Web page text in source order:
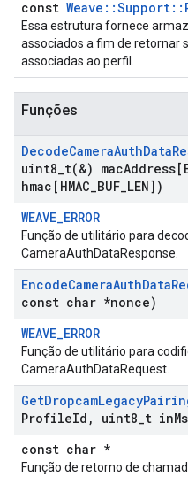
const
Essa estrutura fornece
associados a fim de retornar
associadas ao perfil.
Funções
DecodeCameraAuthData
uint8_t(&) mac
hmac[HMAC BUF LEN])
WEAVE_ERROR
Função de utilitário para
CameraAuthDataResponse.
EncodeCameraAuthData
const char *nonce)
WEAVE_ERROR
Função de utilitário para
CameraAuthDataRequest.
GetDropcamLegacy
ProfileId , uint8 t in
const char *
Função de retorno de